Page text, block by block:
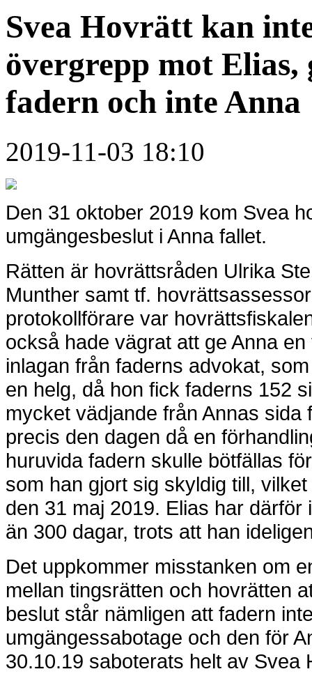
Svea Hovrätt kan
övergrepp mot
fadern och inte Anna
2019-11-03 18:10
Den 31 oktober 2019 kom Svea
umgängesbeslut i Anna fallet.
Rätten är hovrättsråden Ulrika
Munther samt tf.
protokollförare var
också hade vägrat att ge Anna
inlagan från faderns advokat,
en helg, då hon fick faderns 152
mycket vädjande från Annas
precis den dagen då en
huruvida fadern skulle bötfällas
som han gjort sig skyldig till,
den 31 maj 2019. Elias har
än 300 dagar, trots att han
Det uppkommer misstanken om
mellan tingsrätten och hovrätten
beslut står nämligen att fadern
umgängessabotage och den för
30.10.19 saboterats helt av Svea